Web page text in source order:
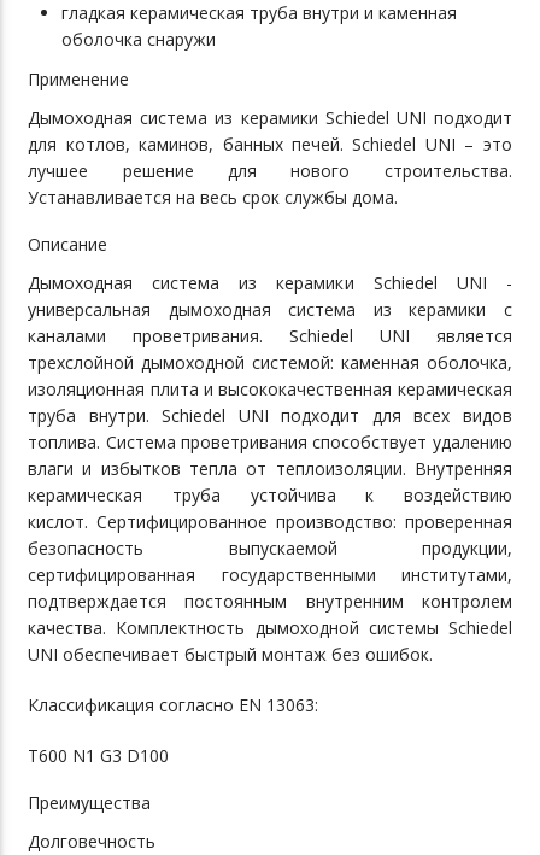
гладкая керамическая труба внутри и каменная
оболочка снаружи
Применение
Дымоходная система из керамики Schiedel UNI подходит
для котлов, каминов, банных печей. Schiedel UNI – это
лучшее решение для нового строительства.
Устанавливается на весь срок службы дома.
Описание
Дымоходная система из керамики Schiedel UNI -
универсальная дымоходная система из керамики с
каналами проветривания. Schiedel UNI является
трехслойной дымоходной системой: каменная оболочка,
изоляционная плита и высококачественная керамическая
труба внутри. Schiedel UNI подходит для всех видов
топлива. Система проветривания способствует удалению
влаги и избытков тепла от теплоизоляции. Внутренняя
керамическая труба устойчива к воздействию
кислот. Сертифицированное производство: проверенная
безопасность выпускаемой продукции,
сертифицированная государственными институтами,
подтверждается постоянным внутренним контролем
качества. Комплектность дымоходной системы Schiedel
UNI обеспечивает быстрый монтаж без ошибок.
Классификация согласно EN 13063:
T600 N1 G3 D100
Преимущества
Долговечность